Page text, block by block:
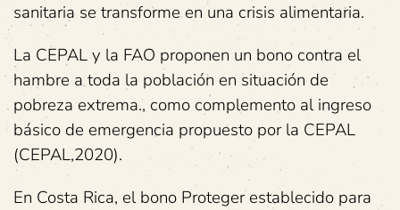
sanitaria se transforme en una crisis alimentaria.
La CEPAL y la FAO proponen un bono contra el
hambre a toda la población en situación de
pobreza extrema., como complemento al ingreso
básico de emergencia propuesto por la CEPAL
(CEPAL,2020).
En Costa Rica, el bono Proteger establecido para